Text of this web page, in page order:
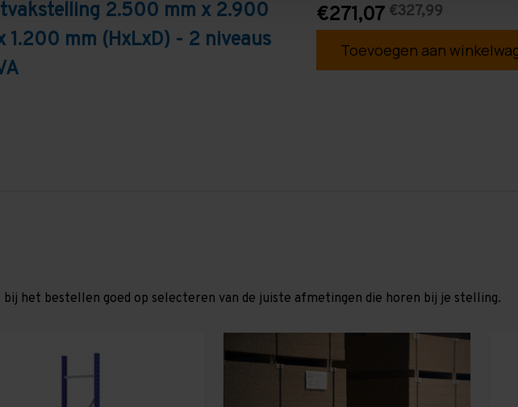
2.500 mm x 2.900
1.200 mm (HxLxD) - 2 niveaus
€271,07 €327,99
Toevoegen aan
het bestellen goed op selecteren van de juiste afmetingen die horen bij je stelling.